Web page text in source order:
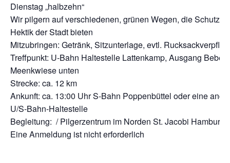
Dienstag „halbzehn“
Wir pilgern auf verschiedenen, grünen Wegen, die Schutz
Hektik der Stadt bieten
Mitzubringen: Getränk, Sitzunterlage, evtl.
Treffpunkt: U-Bahn Haltestelle Lattenkamp, Ausgang
Meenkwiese unten
Strecke: ca. 12 km
Ankunft: ca. 13:00 Uhr S-Bahn Poppenbüttel oder eine
U/S-Bahn-Haltestelle
Begleitung: / Pilgerzentrum im Norden St. Jacobi Hamburg
Eine Anmeldung ist nicht erforderlich